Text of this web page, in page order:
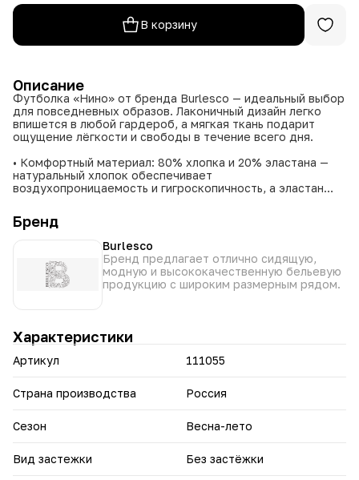
В корзину
Описание
Футболка «Нино» от бренда Burlesco — идеальный выбор
для повседневных образов. Лаконичный дизайн легко
впишется в любой гардероб, а мягкая ткань подарит
ощущение лёгкости и свободы в течение всего дня.
• Комфортный материал: 80% хлопка и 20% эластана —
натуральный хлопок обеспечивает
воздухопроницаемость и гигроскопичность, а эластан
фигуру.
• Универсальная посадка: размер 50–56 подойдёт
большинству фигур, не сковывая движений.
• Разнообразие оттенков: выберите свой идеальный цвет
— белый, голубой, жёлтый, мятный, пудровый, серый или
сиреневый. Каждый оттенок подчеркнёт вашу
индивидуальность.
оцените комфорт, качество и универсальность этой
модели.
Бренд
Burlesco
Бренд предлагает отлично сидящую,
модную и высококачественную бельевую
продукцию с широким размерным рядом.
Характеристики
Артикул 111055
Страна производства Россия
Сезон Весна-лето
Вид застежки Без застёжки